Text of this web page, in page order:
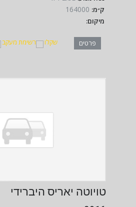
ק״מ:
מיקום:
פרטים שקלו רשימת מעקב
טויוטה יאריס היברידי